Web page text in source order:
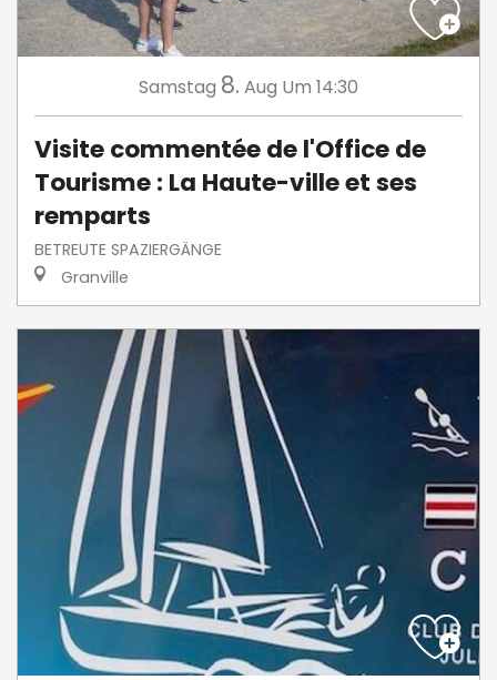
Samstag 8. Aug Um 14:30
Visite commentée de l'Office de
Tourisme : La Haute-ville et ses
remparts
BETREUTE SPAZIERGÄNGE
Granville